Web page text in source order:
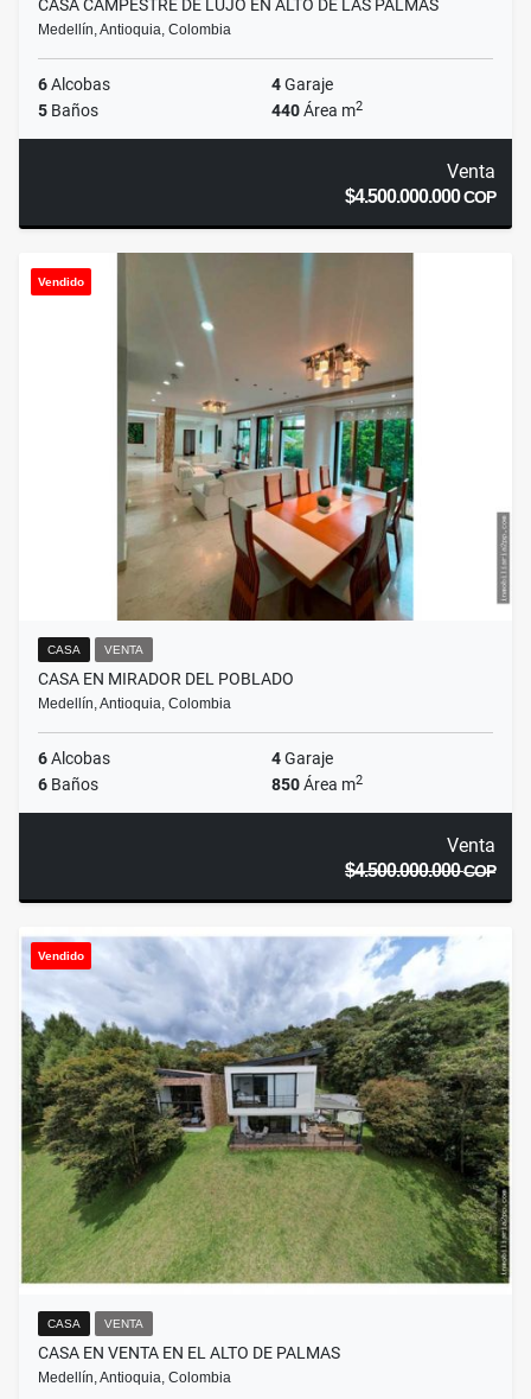
CASA CAMPESTRE DE LUJO EN ALTO DE LAS PALMAS
Medellín, Antioquia, Colombia
6Alcobas 4Garaje
5 Baños 440Área m2
Venta
$4.500.000.000COP
Vendido
CASA VENTA
CASA EN MIRADOR DEL POBLADO
Medellín, Antioquia, Colombia
6Alcobas 4Garaje
6 Baños 850Área m2
Venta
$4.500.000.000COP
Vendido
CASA VENTA
CASA EN VENTA EN EL ALTO DE PALMAS
Medellín, Antioquia, Colombia